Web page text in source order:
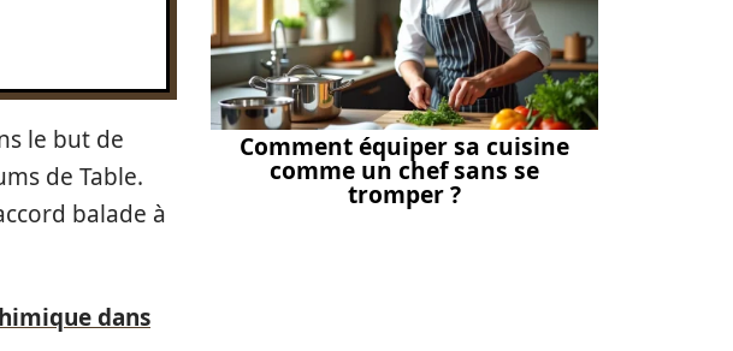
le but de
de Table.
balade à
dans
Comment équiper sa cuisine
comme un chef sans se
tromper ?